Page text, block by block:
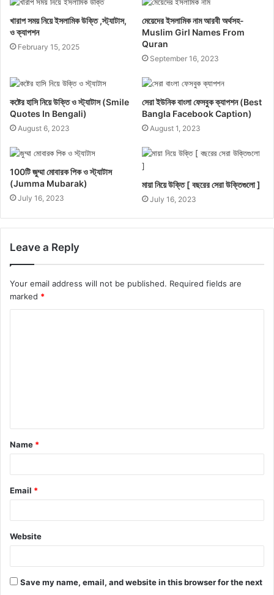
খারাপ সময় নিয়ে ইসলামিক উক্তি ,স্ট্যাটাস,
ও ক্যাপশন
February 15, 2025
মেয়েদের ইসলামিক নাম আরবী অর্থসহ-
Muslim Girl Names From
Quran
September 16, 2023
কষ্টের হাসি নিয়ে উক্তি ও স্ট্যাটাস (Smile
Quotes In Bengali)
August 6, 2023
সেরা ইউনিক বাংলা ফেসবুক ক্যাপশন (Best
Bangla Facebook Caption)
August 1, 2023
100টি জুম্মা মোবারক পিক ও স্ট্যাটাস
(Jumma Mubarak)
July 16, 2023
মায়া নিয়ে উক্তি [ বছরের সেরা উক্তিগুলো ]
July 16, 2023
Leave a Reply
Your email address will not be published. Required fields are
marked *
t
*
Name *
Email *
Website
Save my name, email, and website in this browser for the next